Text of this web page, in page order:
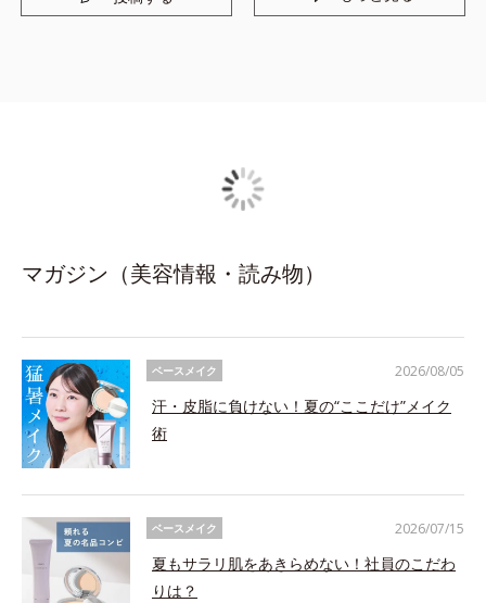
マガジン（美容情報・読み物）
ベースメイク
汗・皮脂に負けない！夏の“ここだけ”メイク
術
2026/08/05
ベースメイク
夏もサラリ肌をあきらめない！社員のこだわ
りは？
2026/07/15